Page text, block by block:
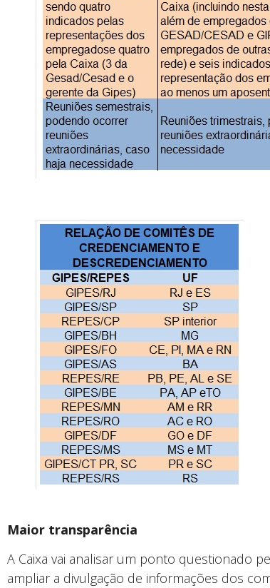
Maior transparência
A Caixa vai analisar um ponto questionado
ampliar a divulgação de informações dos